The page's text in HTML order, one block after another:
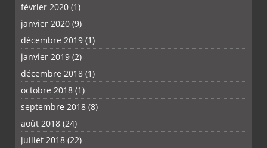
février 2020 (1)
janvier 2020 (9)
décembre 2019 (1)
janvier 2019 (2)
décembre 2018 (1)
octobre 2018 (1)
septembre 2018 (8)
août 2018 (24)
juillet 2018 (22)